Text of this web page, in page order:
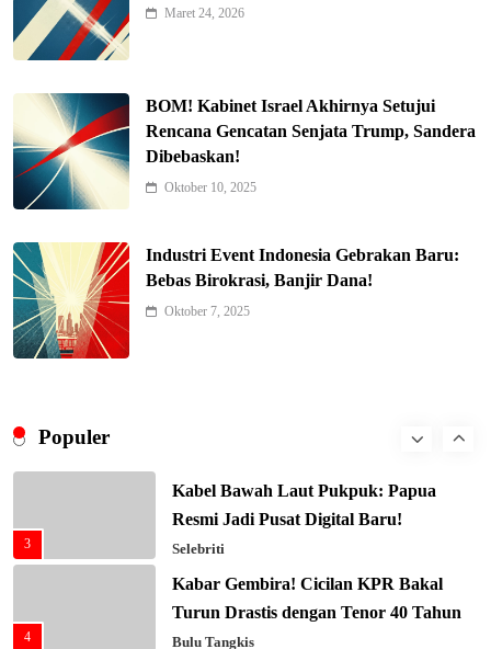
Populer
Ekonomi Indonesia Meroket! Kalahkan
7
Keren! Baznas Bangun Sekolah Tenda
di Gaza, 600 Anak Palestina Kembali
8 Hukum & Kriminalitas
1
Presiden Prabowo Gaspol Investasi
3
Kabel Bawah Laut Pukpuk: Papua
Resmi Jadi Pusat Digital Baru!
Selebriti
4
Kabar Gembira! Cicilan KPR Bakal
Turun Drastis dengan Tenor 40 Tahun
Bulu Tangkis
Maret 24, 2026
BOM! Kabinet Israel Akhirnya Setujui
Rencana Gencatan Senjata Trump, Sandera
Dibebaskan!
Oktober 10, 2025
Industri Event Indonesia Gebrakan Baru:
Bebas Birokrasi, Banjir Dana!
Oktober 7, 2025